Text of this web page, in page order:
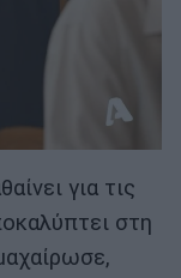
για τις
στη